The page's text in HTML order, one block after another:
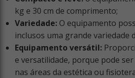
kg e 30 cm de comprimento;
Variedade: O equipamento
inclusos uma grande variedade
Equipamento versátil:
e versatilidade, porque pode
nas áreas da estética ou